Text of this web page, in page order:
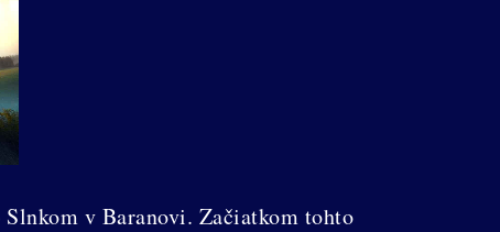
v Baranovi. Začiatkom tohto